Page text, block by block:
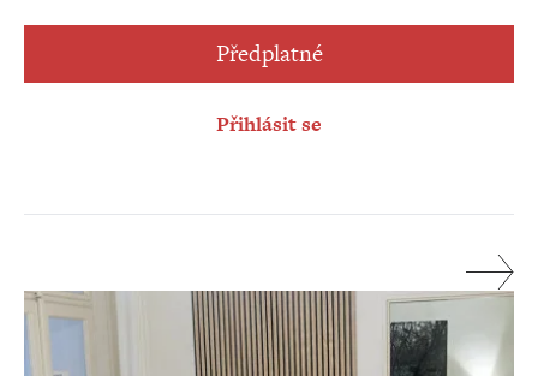
Předplatné
Přihlásit se